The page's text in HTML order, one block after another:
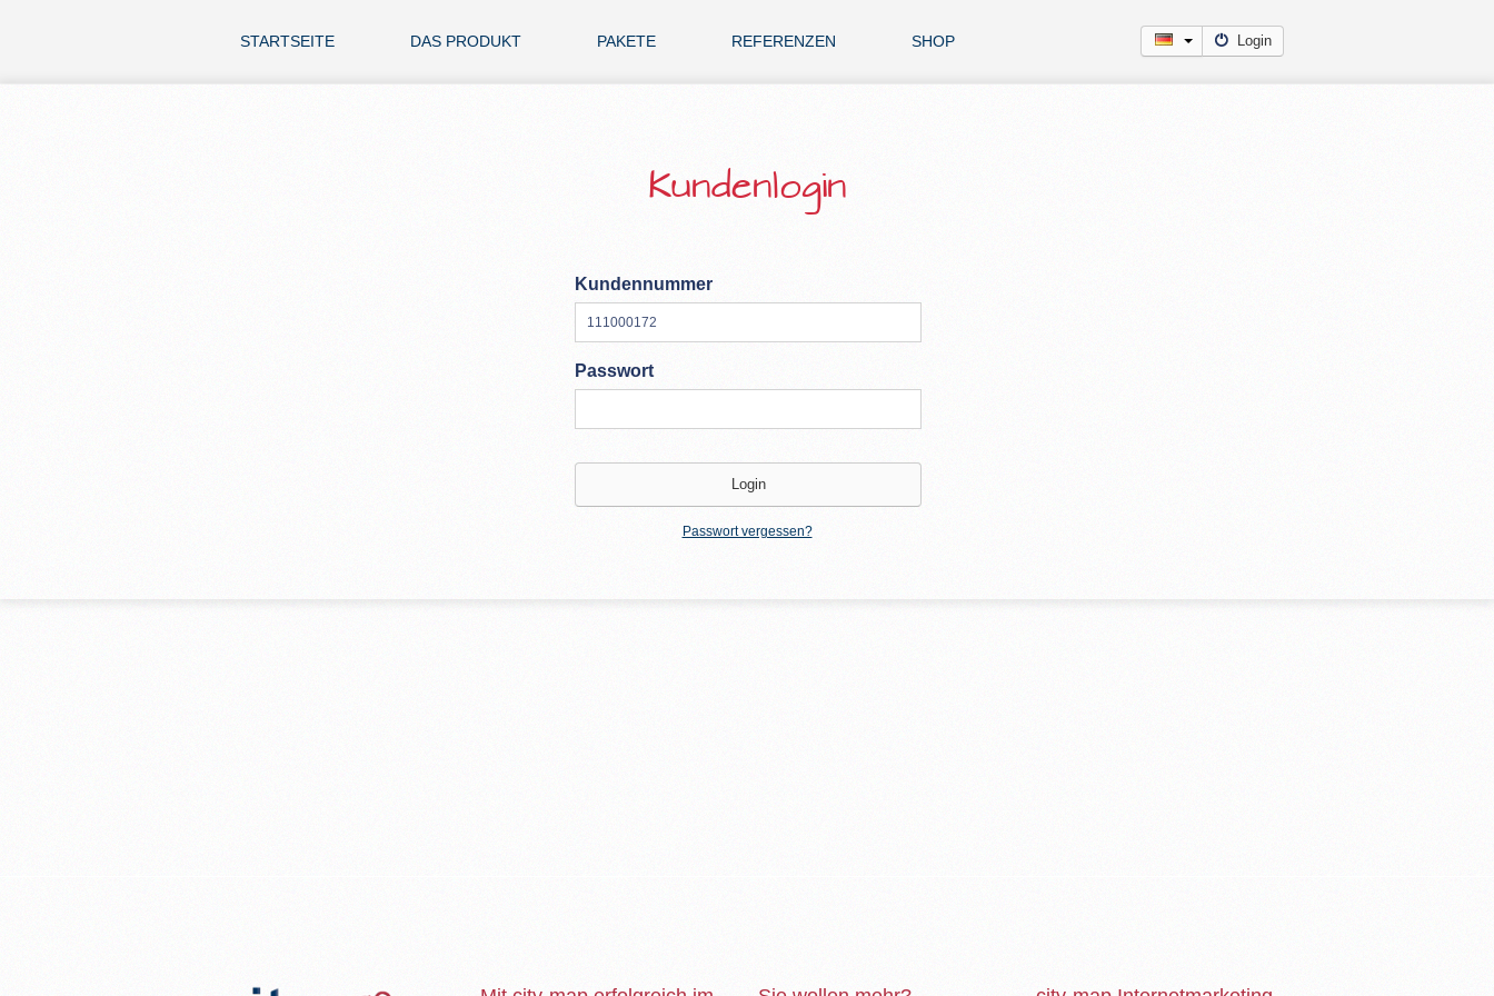
STARTSEITE DAS PRODUKT PAKETE REFERENZEN SHOP Login
Kundenlogin
Kundennummer
Passwort
Passwort vergessen?